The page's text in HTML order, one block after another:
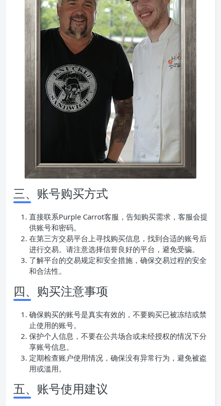
三、账号购买方式
直接联系Purple Carrot客服，告知购买需求，客服会提
供账号和密码。
在第三方交易平台上寻找购买信息，找到合适的账号后
进行交易。请注意选择信誉良好的平台，避免受骗。
了解平台的交易规定和安全措施，确保交易过程的安全
和合法性。
四、购买注意事项
确保购买的账号是真实有效的，不要购买已被冻结或禁
止使用的账号。
保护个人信息，不要在公共场合或未经授权的情况下分
享账号信息。
定期检查账户使用情况，确保没有异常行为，避免被盗
用或滥用。
五、账号使用建议